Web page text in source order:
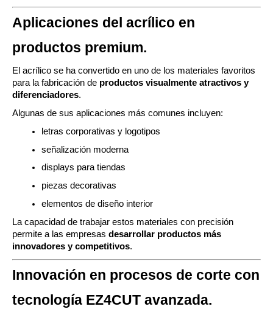
Aplicaciones del acrílico en
productos premium.
El acrílico se ha convertido en uno de los materiales favoritos
para la fabricación de productos visualmente atractivos y
diferenciadores.
Algunas de sus aplicaciones más comunes incluyen:
letras corporativas y logotipos
señalización moderna
displays para tiendas
piezas decorativas
elementos de diseño interior
La capacidad de trabajar estos materiales con precisión
permite a las empresas desarrollar productos más
innovadores y competitivos.
Innovación en procesos de corte con
tecnología EZ4CUT avanzada.